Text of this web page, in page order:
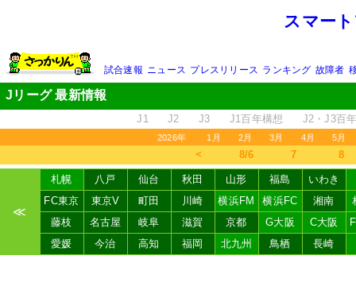
スマー
試合速報 ニュース プレスリリース ランキング 故障者
Jリーグ 最新情報
J1 J2 J3 J1百年構想 J2・J3百
2026年 1月 2月 3月 4月 5月
＜ 8/6 7 8
≪
札幌 八戸 仙台 秋田 山形 福島
いわき
FC東京
東京V 町田 川崎 横浜FM 横浜FC 湘南
藤枝
名古屋 岐阜 滋賀 京都 G大阪 C大阪
愛媛
今治 高知 福岡 北九州 鳥栖 長崎